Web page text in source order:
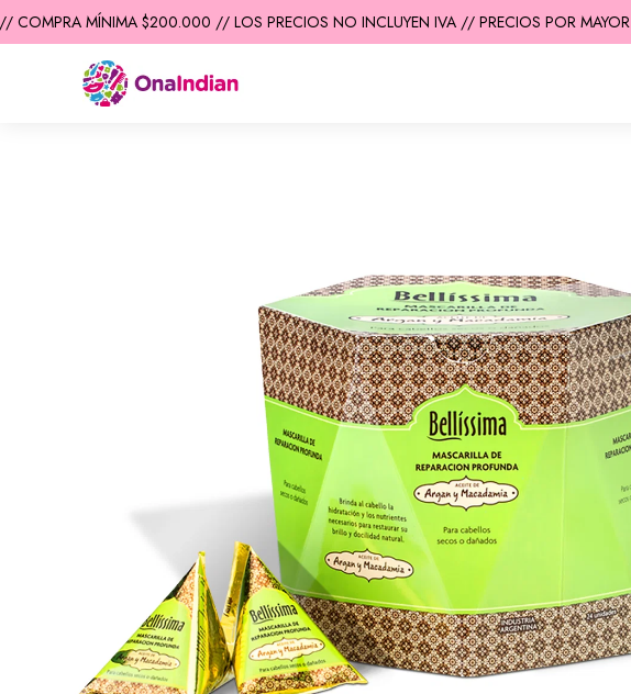
MÍNIMA $200.000 // LOS PRECIOS NO INCLUYEN IVA // PRECIOS POR MAYOR //